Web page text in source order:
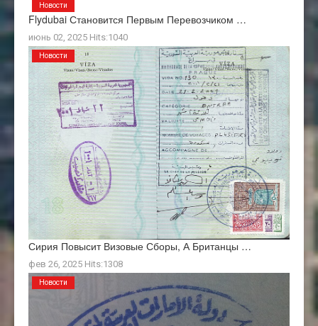
Flydubai Становится Первым Перевозчиком …
июнь 02, 2025 Hits:1040
Новости
Сирия Повысит Визовые Сборы, А Британцы …
фев 26, 2025 Hits:1308
Новости
Новости